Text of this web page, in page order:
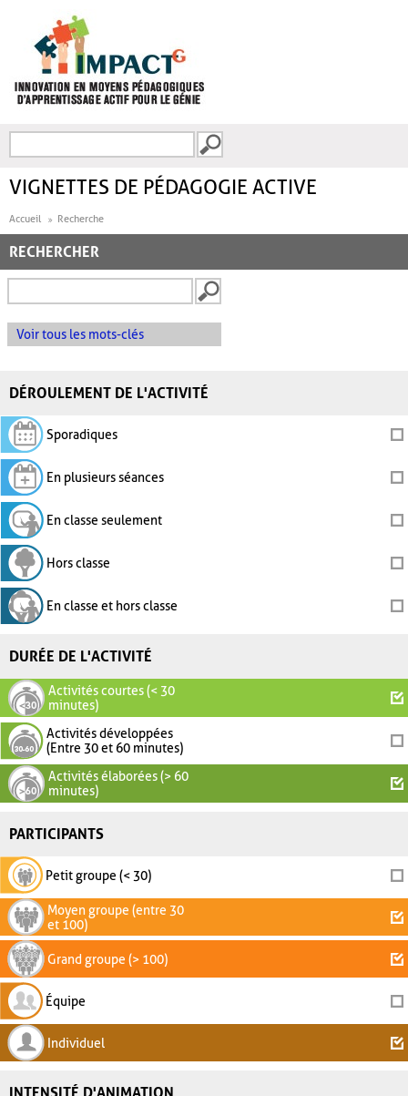
FORMULAIRE DE
VIGNETTES DE PÉDAGOGIE ACTIVE
Accueil Recherche
RECHERCHER
Voir tous les mots-clés
DÉROULEMENT DE L'ACTIVITÉ
Sporadiques
En plusieurs séances
En classe seulement
Hors classe
En classe et hors classe
DURÉE DE L'ACTIVITÉ
Activités courtes (< 30
minutes)
Activités développées
(Entre 30 et 60 minutes)
Activités élaborées (> 60
minutes)
PARTICIPANTS
Petit groupe (< 30)
Moyen groupe (entre 30
et 100)
Grand groupe (> 100)
Équipe
Individuel